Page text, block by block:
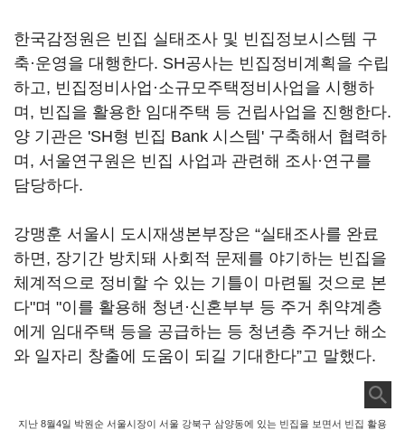
한국감정원은 빈집 실태조사 및 빈집정보시스템 구
축·운영을 대행한다. SH공사는 빈집정비계획을 수립
하고, 빈집정비사업·소규모주택정비사업을 시행하
며, 빈집을 활용한 임대주택 등 건립사업을 진행한다.
양 기관은 'SH형 빈집 Bank 시스템' 구축해서 협력하
며, 서울연구원은 빈집 사업과 관련해 조사·연구를
담당하다.
강맹훈 서울시 도시재생본부장은 “실태조사를 완료
하면, 장기간 방치돼 사회적 문제를 야기하는 빈집을
체계적으로 정비할 수 있는 기틀이 마련될 것으로 본
다"며 "이를 활용해 청년·신혼부부 등 주거 취약계층
에게 임대주택 등을 공급하는 등 청년층 주거난 해소
와 일자리 창출에 도움이 되길 기대한다”고 말했다.
지난 8월4일 박원순 서울시장이 서울 강북구 삼양동에 있는 빈집을 보면서 빈집 활용